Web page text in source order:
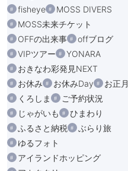
fisheye
MOSS DIVERS
MOSS未来チケット
OFFの出来事
offブログ
VIPツアー
YONARA
おきなわ彩発見NEXT
お休み
お休みDay
お正月
くろしま
ご予約状況
じゃがいも
ひまわり
ふるさと納税
ぶらり旅
ゆるフォト
アイランドホッピング